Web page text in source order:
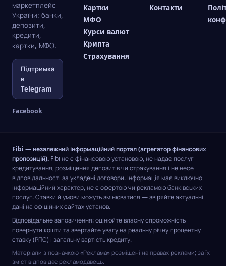
маркетплейс
України: банки,
депозити,
кредити,
картки, МФО.
Підтримка
в
Telegram
Facebook
Картки
МФО
Курси валют
Крипта
Страхування
Контакти
Fibi — незалежний інформаційний портал (агрегатор фінансових
пропозицій). Fibi не є фінансовою установою, не надає послуг
кредитування, розміщення депозитів чи страхування і не несе
відповідальності за укладені договори. Інформація має виключно
інформаційний характер, не є офертою чи рекламою банківських
послуг. Ставки й умови можуть змінюватися — звіряйте актуальні
дані на офіційних сайтах установ.
Відповідальне запозичення: оцінюйте власну спроможність
повернути кошти та звертайте увагу на реальну річну процентну
ставку (РПС) і загальну вартість кредиту.
Матеріали з позначкою «Реклама» розміщені на правах реклами; за їх
зміст відповідає рекламодавець.